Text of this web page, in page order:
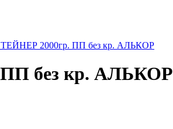
2000гр. ПП без кр. АЛЬКОР
без кр. АЛЬКОР